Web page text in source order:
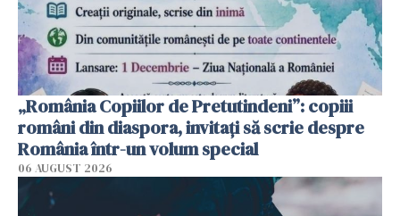
„România Copiilor de Pretutindeni”: copiii
români din diaspora, invitați să scrie despre
România într-un volum special
06 AUGUST 2026